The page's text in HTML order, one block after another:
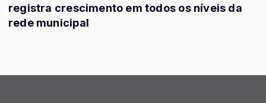
registra crescimento em todos os níveis da
rede municipal